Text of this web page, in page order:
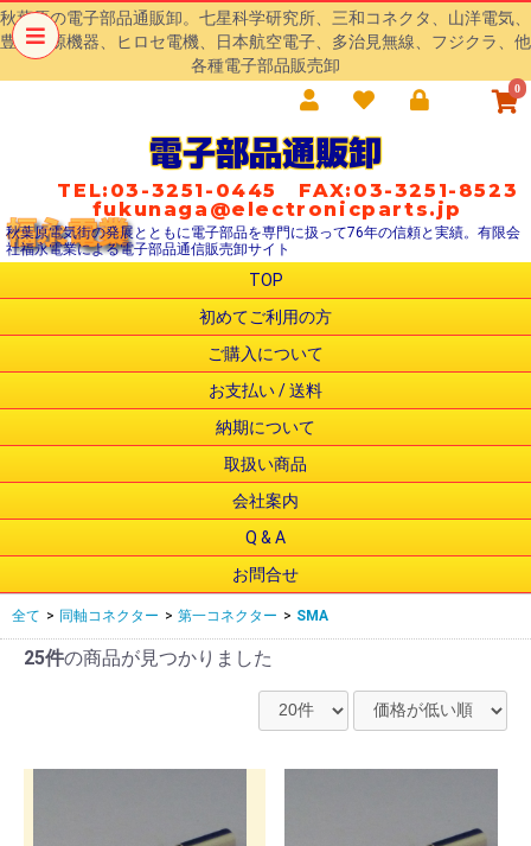
秋葉原の電子部品通販卸。七星科学研究所、三和コネクタ、山洋電気、
豊澄電源機器、ヒロセ電機、日本航空電子、多治見無線、フジクラ、他
各種電子部品販売卸
0
電子部品通販卸
TEL:03-3251-0445 FAX:03-3251-8523
fukunaga@electronicparts.jp
秋葉原電気街の発展とともに電子部品を専門に扱って76年の信頼と実績。有限会
社福永電業による電子部品通信販売卸サイト
TOP
初めてご利用の方
ご購入について
お支払い / 送料
納期について
取扱い商品
会社案内
Q & A
お問合せ
全て > 同軸コネクター > 第一コネクター > SMA
25件の商品が見つかりました